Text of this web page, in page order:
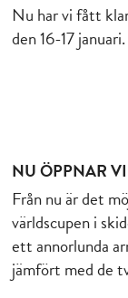
Nu har vi fått
den 16-17 januari.
NU ÖPPNAR
Från nu är det
världscupen i
ett annorlunda
jämfört med de